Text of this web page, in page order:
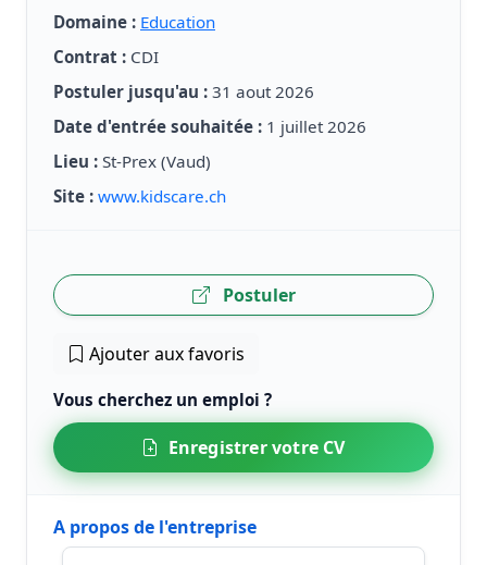
Domaine : Education
Contrat : CDI
Postuler jusqu'au : 31 aout 2026
Date d'entrée souhaitée : 1 juillet 2026
Lieu : St-Prex (Vaud)
Site : www.kidscare.ch
Postuler
Ajouter aux favoris
Vous cherchez un emploi ?
Enregistrer votre CV
A propos de l'entreprise